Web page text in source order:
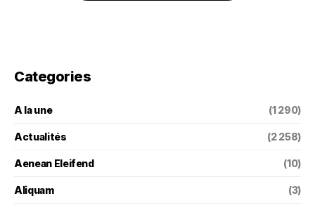
Categories
A la une (1 290)
Actualités (2 258)
Aenean Eleifend (10)
Aliquam (3)